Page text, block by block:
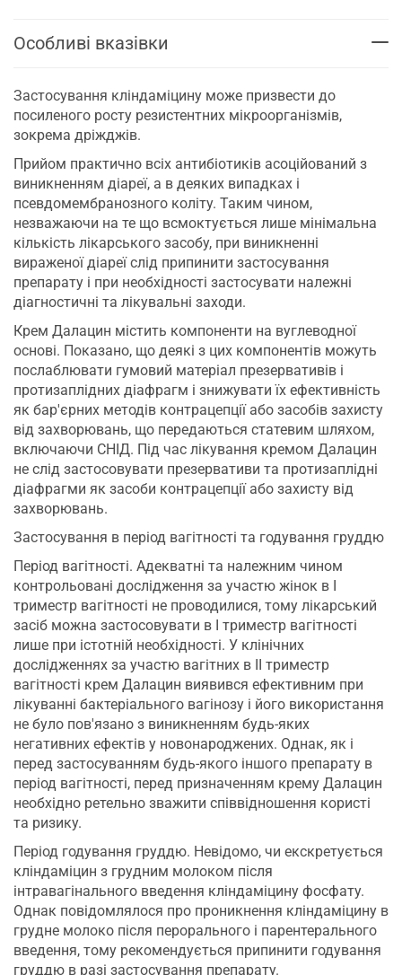
Особливі вказівки
Застосування кліндаміцину може призвести до
посиленого росту резистентних мікроорганізмів,
зокрема дріжджів.
Прийом практично всіх антибіотиків асоційований з
виникненням діареї, а в деяких випадках і
псевдомембранозного коліту. Таким чином,
незважаючи на те що всмоктується лише мінімальна
кількість лікарського засобу, при виникненні
вираженої діареї слід припинити застосування
препарату і при необхідності застосувати належні
діагностичні та лікувальні заходи.
Крем Далацин містить компоненти на вуглеводної
основі. Показано, що деякі з цих компонентів можуть
послаблювати гумовий матеріал презервативів і
протизаплідних діафрагм і знижувати їх ефективність
як бар'єрних методів контрацепції або засобів захисту
від захворювань, що передаються статевим шляхом,
включаючи СНІД. Під час лікування кремом Далацин
не слід застосовувати презервативи та протизаплідні
діафрагми як засоби контрацепції або захисту від
захворювань.
Застосування в період вагітності та годування груддю
Період вагітності. Адекватні та належним чином
контрольовані дослідження за участю жінок в I
триместр вагітності не проводилися, тому лікарський
засіб можна застосовувати в I триместр вагітності
лише при істотній необхідності. У клінічних
дослідженнях за участю вагітних в II триместр
вагітності крем Далацин виявився ефективним при
лікуванні бактеріального вагінозу і його використання
не було пов'язано з виникненням будь-яких
негативних ефектів у новонароджених. Однак, як і
перед застосуванням будь-якого іншого препарату в
період вагітності, перед призначенням крему Далацин
необхідно ретельно зважити співвідношення користі
та ризику.
Період годування груддю. Невідомо, чи екскретується
кліндаміцин з грудним молоком після
інтравагінального введення кліндаміцину фосфату.
Однак повідомлялося про проникнення кліндаміцину в
грудне молоко після перорального і парентерального
введення, тому рекомендується припинити годування
груддю в разі застосування препарату.